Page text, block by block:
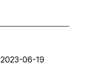
2023-06-19